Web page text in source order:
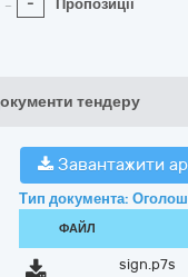
- Пропозиції
тендеру
Завантажити
Тип документа:
ФАЙЛ
sign.p7s